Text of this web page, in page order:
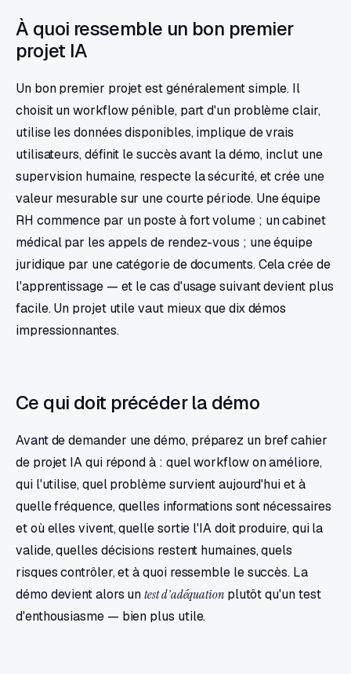
À quoi ressemble un bon premier
projet IA
Un bon premier projet est généralement simple. Il
choisit un workflow pénible, part d'un problème clair,
utilise les données disponibles, implique de vrais
utilisateurs, définit le succès avant la démo, inclut une
supervision humaine, respecte la sécurité, et crée une
valeur mesurable sur une courte période. Une équipe
RH commence par un poste à fort volume ; un cabinet
médical par les appels de rendez-vous ; une équipe
juridique par une catégorie de documents. Cela crée de
l'apprentissage — et le cas d'usage suivant devient plus
facile. Un projet utile vaut mieux que dix démos
impressionnantes.
Ce qui doit précéder la démo
Avant de demander une démo, préparez un bref cahier
de projet IA qui répond à : quel workflow on améliore,
qui l'utilise, quel problème survient aujourd'hui et à
quelle fréquence, quelles informations sont nécessaires
et où elles vivent, quelle sortie l'IA doit produire, qui la
valide, quelles décisions restent humaines, quels
risques contrôler, et à quoi ressemble le succès. La
démo devient alors untest d'adéquationplutôt qu'un test
d'enthousiasme — bien plus utile.